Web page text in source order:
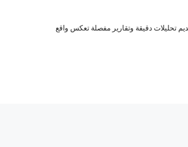
تحليلات دقيقة وتقارير مفصلة تعكس واقع